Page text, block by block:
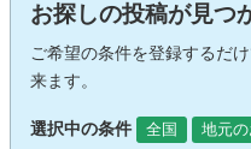
お探しの投稿が見つ
ご希望の条件を登録するだ
来ます。
選択中の条件 全国 地元